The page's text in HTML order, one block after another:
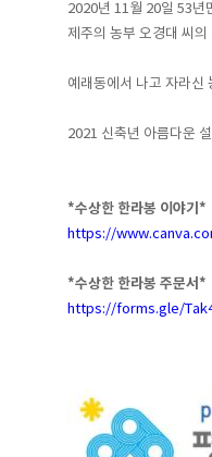
2020년 11월 20일 53년
제주의 농부 오경대 씨
예래동에서 나고 자라신
2021 신축년 아름다운
*수상한 한라봉 이야기*
https://
*수상한 한라봉 주문서*
https://forms.gle/